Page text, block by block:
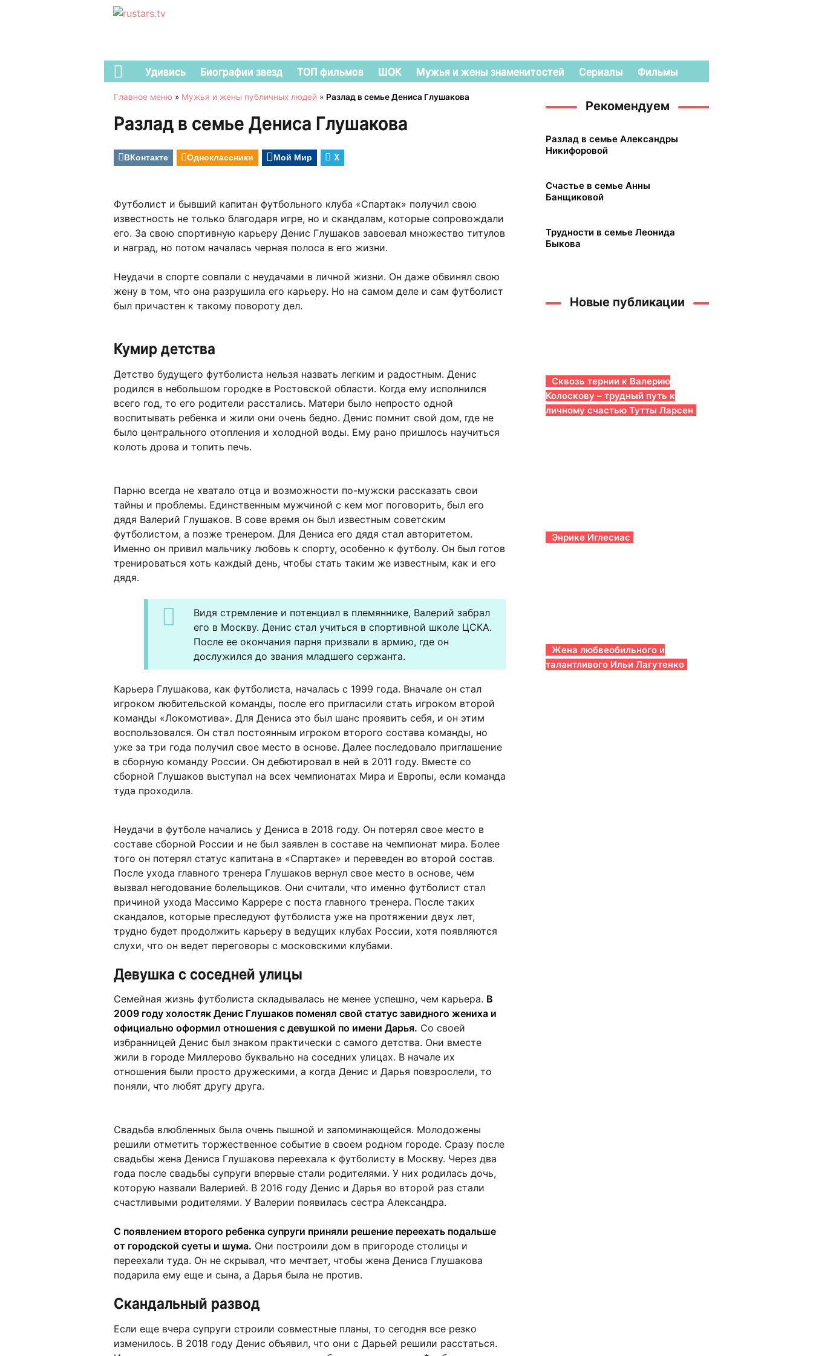
Удивись Биографии звезд ТОП фильмов ШОК Мужья и жены знаменитостей Сериалы Фильмы
Главное меню » Мужья и жены публичных людей » Разлад в семье Дениса Глушакова
Разлад в семье Дениса Глушакова
ВКонтакте Одноклассники Мой Мир X
Футболист и бывший капитан футбольного клуба «Спартак» получил свою
известность не только благодаря игре, но и скандалам, которые сопровождали
его. За свою спортивную карьеру Денис Глушаков завоевал множество титулов
и наград, но потом началась черная полоса в его жизни.
Неудачи в спорте совпали с неудачами в личной жизни. Он даже обвинял свою
жену в том, что она разрушила его карьеру. Но на самом деле и сам футболист
был причастен к такому повороту дел.
Кумир детства
Детство будущего футболиста нельзя назвать легким и радостным. Денис
родился в небольшом городке в Ростовской области. Когда ему исполнился
всего год, то его родители расстались. Матери было непросто одной
воспитывать ребенка и жили они очень бедно. Денис помнит свой дом, где не
было центрального отопления и холодной воды. Ему рано пришлось научиться
колоть дрова и топить печь.
Парню всегда не хватало отца и возможности по-мужски рассказать свои
тайны и проблемы. Единственным мужчиной с кем мог поговорить, был его
дядя Валерий Глушаков. В сове время он был известным советским
футболистом, а позже тренером. Для Дениса его дядя стал авторитетом.
Именно он привил мальчику любовь к спорту, особенно к футболу. Он был готов
тренироваться хоть каждый день, чтобы стать таким же известным, как и его
дядя.
Видя стремление и потенциал в племяннике, Валерий забрал
его в Москву. Денис стал учиться в спортивной школе ЦСКА.
После ее окончания парня призвали в армию, где он
дослужился до звания младшего сержанта.
Карьера Глушакова, как футболиста, началась с 1999 года. Вначале он стал
игроком любительской команды, после его пригласили стать игроком второй
команды «Локомотива». Для Дениса это был шанс проявить себя, и он этим
воспользовался. Он стал постоянным игроком второго состава команды, но
уже за три года получил свое место в основе. Далее последовало приглашение
в сборную команду России. Он дебютировал в ней в 2011 году. Вместе со
сборной Глушаков выступал на всех чемпионатах Мира и Европы, если команда
туда проходила.
Неудачи в футболе начались у Дениса в 2018 году. Он потерял свое место в
составе сборной России и не был заявлен в составе на чемпионат мира. Более
того он потерял статус капитана в «Спартаке» и переведен во второй состав.
После ухода главного тренера Глушаков вернул свое место в основе, чем
вызвал негодование болельщиков. Они считали, что именно футболист стал
причиной ухода Массимо Каррере с поста главного тренера. После таких
скандалов, которые преследуют футболиста уже на протяжении двух лет,
трудно будет продолжить карьеру в ведущих клубах России, хотя появляются
слухи, что он ведет переговоры с московскими клубами.
Девушка с соседней улицы
Семейная жизнь футболиста складывалась не менее успешно, чем карьера. В
2009 году холостяк Денис Глушаков поменял свой статус завидного жениха и
официально оформил отношения с девушкой по имени Дарья. Со своей
избранницей Денис был знаком практически с самого детства. Они вместе
жили в городе Миллерово буквально на соседних улицах. В начале их
отношения были просто дружескими, а когда Денис и Дарья повзрослели, то
поняли, что любят другу друга.
Свадьба влюбленных была очень пышной и запоминающейся. Молодожены
решили отметить торжественное событие в своем родном городе. Сразу после
свадьбы жена Дениса Глушакова переехала к футболисту в Москву. Через два
года после свадьбы супруги впервые стали родителями. У них родилась дочь,
которую назвали Валерией. В 2016 году Денис и Дарья во второй раз стали
счастливыми родителями. У Валерии появилась сестра Александра.
С появлением второго ребенка супруги приняли решение переехать подальше
от городской суеты и шума. Они построили дом в пригороде столицы и
переехали туда. Он не скрывал, что мечтает, чтобы жена Дениса Глушакова
подарила ему еще и сына, а Дарья была не против.
Скандальный развод
Если еще вчера супруги строили совместные планы, то сегодня все резко
изменилось. В 2018 году Денис объявил, что они с Дарьей решили расстаться.
Рекомендуем
Разлад в семье Александры
Никифоровой
Счастье в семье Анны
Банщиковой
Трудности в семье Леонида
Быкова
Новые публикации
Сквозь тернии к Валерию
Колоскову – трудный путь к
личному счастью Тутты Ларсен
Энрике Иглесиас
Жена любвеобильного и
талантливого Ильи Лагутенко